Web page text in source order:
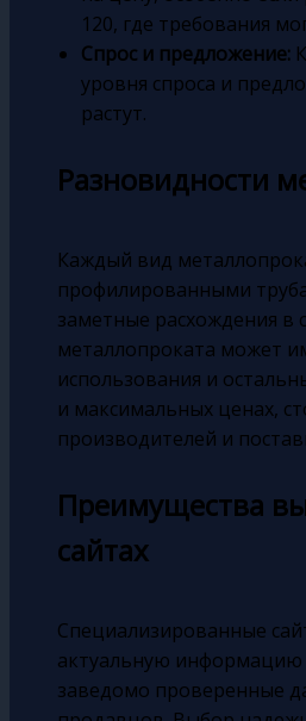
120, где требования
Спрос и предложение:
уровня спроса и
растут.
Разновидности
Каждый вид
профилированными
заметные расхождения в
металлопроката может
использования и
и максимальных ценах,
производителей и
Преимущества
сайтах
Специализированные
актуальную информацию
заведомо проверенные